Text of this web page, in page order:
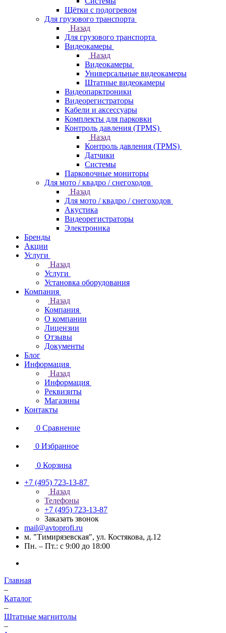
Щётки с подогревом
Для грузового транспорта
Назад
Для грузового транспорта
Видеокамеры
Назад
Видеокамеры
Универсальные видеокамеры
Штатные видеокамеры
Видеопарктроники
Видеорегистраторы
Кабели и аксессуары
Комплекты для парковки
Контроль давления (TPMS)
Назад
Контроль давления (TPMS)
Датчики
Системы
Парковочные мониторы
Для мото / квадро / снегоходов
Назад
Для мото / квадро / снегоходов
Акустика
Видеорегистраторы
Электроника
Бренды
Акции
Услуги
Назад
Услуги
Установка оборудования
Компания
Назад
Компания
О компании
Лицензии
Отзывы
Документы
Блог
Информация
Назад
Информация
Реквизиты
Магазины
Контакты
0 Сравнение
0 Избранное
0 Корзина
+7 (495) 723-13-87
Назад
Телефоны
+7 (495) 723-13-87
Заказать звонок
mail@avtoprofi.ru
м. "Тимирязевская", ул. Костякова, д.12
Пн. – Пт.: с 9:00 до 18:00
Главная
–
Каталог
–
Штатные магнитолы
–